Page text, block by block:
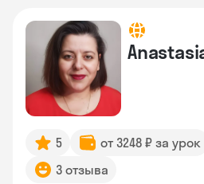
5 от 3248 ₽ за урок
3 отзыва